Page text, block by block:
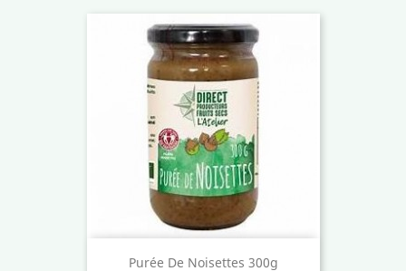
Purée De Noisettes 300g